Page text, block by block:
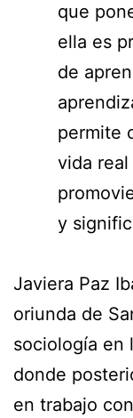
que
ella es
de
permite
vida
y
Javiera Paz
oriunda de
sociología en
donde
en trabajo